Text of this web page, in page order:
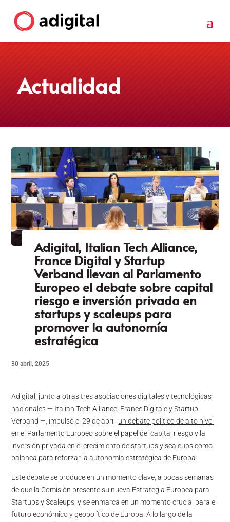
Actualidad
Adigital, Italian Tech Alliance,
France Digital y Startup
Verband llevan al Parlamento
Europeo el debate sobre capital
riesgo e inversión privada en
startups y scaleups para
promover la autonomía
estratégica
30 abril, 2025
Adigital, junto a otras tres asociaciones digitales y tecnológicas
nacionales — Italian Tech Alliance, France Digitale y Startup
Verband —, impulsó el 29 de abril un debate político de alto nive
en el Parlamento Europeo sobre el papel del capital riesgo y la
inversión privada en el crecimiento de startups y scaleups como
palanca para reforzar la autonomía estratégica de Europa.
Este debate se produce en un momento clave, a pocas semanas
de que la Comisión presente su nueva Estrategia Europea para
Startups y Scaleups, y se enmarca en un momento crucial para el
futuro económico y geopolítico de Europa. A lo largo de la